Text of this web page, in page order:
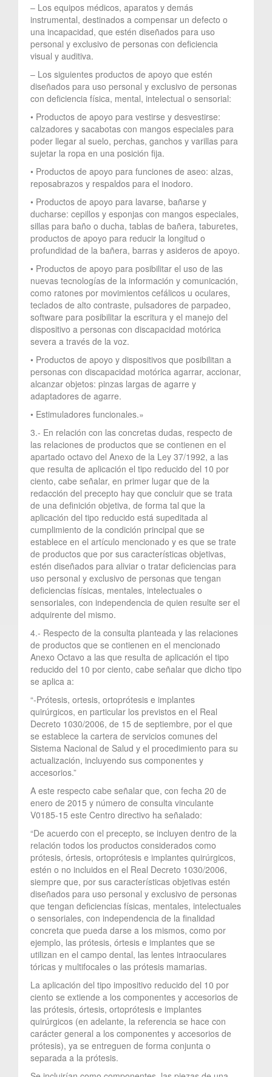
– Los equipos médicos, aparatos y demás
instrumental, destinados a compensar un defecto o
una incapacidad, que estén diseñados para uso
personal y exclusivo de personas con deficiencia
visual y auditiva.
– Los siguientes productos de apoyo que estén
diseñados para uso personal y exclusivo de personas
con deficiencia física, mental, intelectual o sensorial:
• Productos de apoyo para vestirse y desvestirse:
calzadores y sacabotas con mangos especiales para
poder llegar al suelo, perchas, ganchos y varillas para
sujetar la ropa en una posición fija.
• Productos de apoyo para funciones de aseo: alzas,
reposabrazos y respaldos para el inodoro.
• Productos de apoyo para lavarse, bañarse y
ducharse: cepillos y esponjas con mangos especiales,
sillas para baño o ducha, tablas de bañera, taburetes,
productos de apoyo para reducir la longitud o
profundidad de la bañera, barras y asideros de apoyo.
• Productos de apoyo para posibilitar el uso de las
nuevas tecnologías de la información y comunicación,
como ratones por movimientos cefálicos u oculares,
teclados de alto contraste, pulsadores de parpadeo,
software para posibilitar la escritura y el manejo del
dispositivo a personas con discapacidad motórica
severa a través de la voz.
• Productos de apoyo y dispositivos que posibilitan a
personas con discapacidad motórica agarrar, accionar,
alcanzar objetos: pinzas largas de agarre y
adaptadores de agarre.
• Estimuladores funcionales.»
3.- En relación con las concretas dudas, respecto de
las relaciones de productos que se contienen en el
apartado octavo del Anexo de la Ley 37/1992, a las
que resulta de aplicación el tipo reducido del 10 por
ciento, cabe señalar, en primer lugar que de la
redacción del precepto hay que concluir que se trata
de una definición objetiva, de forma tal que la
aplicación del tipo reducido está supeditada al
cumplimiento de la condición principal que se
establece en el artículo mencionado y es que se trate
de productos que por sus características objetivas,
estén diseñados para aliviar o tratar deficiencias para
uso personal y exclusivo de personas que tengan
deficiencias físicas, mentales, intelectuales o
sensoriales, con independencia de quien resulte ser el
adquirente del mismo.
4.- Respecto de la consulta planteada y las relaciones
de productos que se contienen en el mencionado
Anexo Octavo a las que resulta de aplicación el tipo
reducido del 10 por ciento, cabe señalar que dicho tipo
se aplica a:
“-Prótesis, ortesis, ortoprótesis e implantes
quirúrgicos, en particular los previstos en el Real
Decreto 1030/2006, de 15 de septiembre, por el que
se establece la cartera de servicios comunes del
Sistema Nacional de Salud y el procedimiento para su
actualización, incluyendo sus componentes y
accesorios.”
A este respecto cabe señalar que, con fecha 20 de
enero de 2015 y número de consulta vinculante
V0185-15 este Centro directivo ha señalado:
“De acuerdo con el precepto, se incluyen dentro de la
relación todos los productos considerados como
prótesis, órtesis, ortoprótesis e implantes quirúrgicos,
estén o no incluidos en el Real Decreto 1030/2006,
siempre que, por sus características objetivas estén
diseñados para uso personal y exclusivo de personas
que tengan deficiencias físicas, mentales, intelectuales
o sensoriales, con independencia de la finalidad
concreta que pueda darse a los mismos, como por
ejemplo, las prótesis, órtesis e implantes que se
utilizan en el campo dental, las lentes intraoculares
tóricas y multifocales o las prótesis mamarias.
La aplicación del tipo impositivo reducido del 10 por
ciento se extiende a los componentes y accesorios de
las prótesis, órtesis, ortoprótesis e implantes
quirúrgicos (en adelante, la referencia se hace con
carácter general a los componentes y accesorios de
prótesis), ya se entreguen de forma conjunta o
separada a la prótesis.